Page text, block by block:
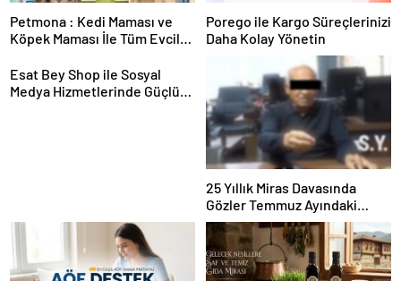
Petmona : Kedi Maması ve
Köpek Maması İle Tüm Evcil
Porego ile Kargo Süreçlerinizi
Daha Kolay Yönetin
Esat Bey Shop ile Sosyal
Medya Hizmetlerinde Güçlü
25 Yıllık Miras Davasında
Gözler Temmuz Ayındaki
Karar Duruşmasına Çevrildi